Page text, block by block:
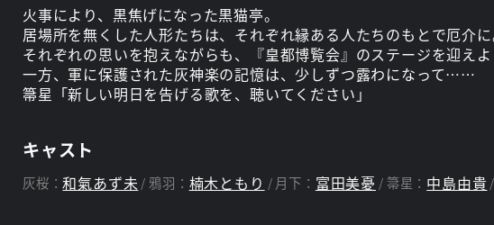
火事により、黒焦げになった黒猫亭。
居場所を無くした人形たちは、それぞれ縁ある人たちのもとで厄介に
それぞれの思いを抱えながらも、『皇都博覧会』のステージを迎えよ
一方、軍に保護された灰神楽の記憶は、少しずつ露わになって……
箒星「新しい明日を告げる歌を、聴いてください」
キャスト
灰桜：和氣あず未 鴉羽： 楠木ともり 月下： 富田美憂 箒星： 中島由貴